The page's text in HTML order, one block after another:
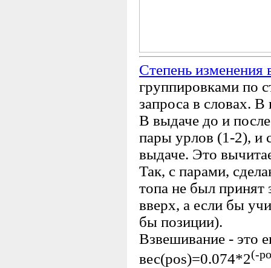
Степень изменения
группировками по
запроса в словах.
В выдаче до и
пары урлов (1-2), и
выдаче. Это
Так, с парами,
топа не был принят
вверх, а если бы
бы позиции).
Взвешивание - это
вес(pos)=0.074*2(-